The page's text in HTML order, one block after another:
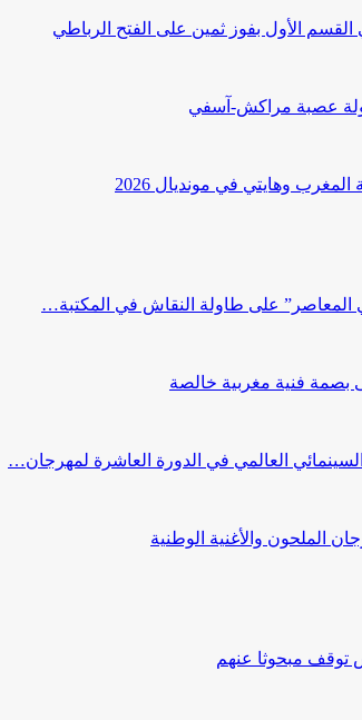
الأول بفوز ثمين على الفتح الرباطي
عصبة مراكش-آسفي
وهايتي في مونديال 2026
على طاولة النقاش في المكتبة…
بصمة فنية مغربية خالصة
العالمي في الدورة العاشرة لمهرجان…
الملحون والأغنية الوطنية
توقف مبحوثا عنهم